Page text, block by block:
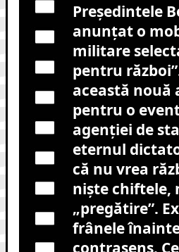
Președintele
anunțat o
militare
pentru
această nouă
pentru o
agenției de
eternul
că nu vrea
niște chiftele,
„pregătire”.
frânele
contrasens.